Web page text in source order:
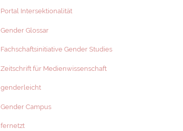
Portal Intersektionalität
Gender Glossar
Fachschaftsinitiative Gender Studies
Zeitschrift für Medienwissenschaft
genderleicht
Gender Campus
fernetzt